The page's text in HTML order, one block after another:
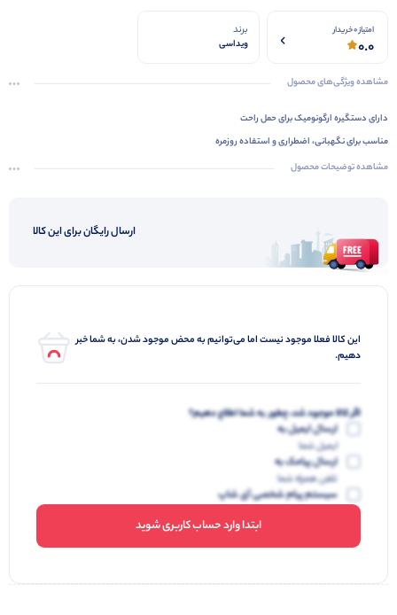
امتیاز 0 خریدار
0.0
برند
ویداسی
مشاهده ویژگی‌های محصول
دارایدستگیرهارگونومیکبرایحملراحت
مناسببراینگهبانی،اضطراریواستفادهروزمره
دارایرفلکتورآلومینیومیشفافبرایروشناییبهتر
مشاهده توضیحات محصول
ارسال رایگان برای این کالا
این کالا فعلا موجود نیست اما می‌توانیم به محض موجود شدن، به شما خبر
دهیم.
اگر کالا موجود شد، چطور به شما اطلاع دهیم؟
ارسال ایمیل به
ایمیل شما
ارسال پیامک به
تلفن همراه شما
سیستم پیام شخصی آی شاپ
ابتدا وارد حساب کاربری شوید